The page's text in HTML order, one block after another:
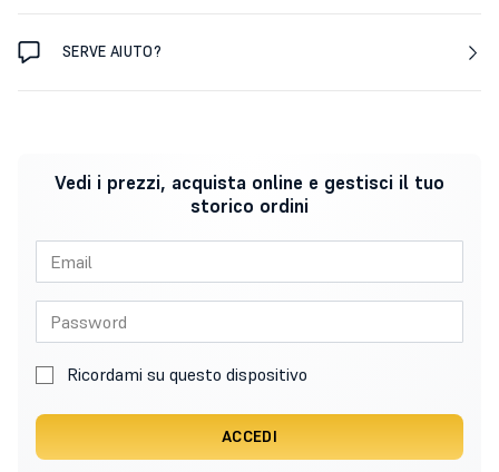
SERVE AIUTO?
Vedi i prezzi, acquista online e gestisci il tuo
storico ordini
Ricordami su questo dispositivo
ACCEDI